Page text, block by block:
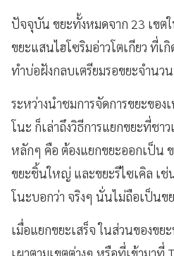
ปัจจุบัน ขยะทั้งหมดจาก 23 เขตใ
ขยะแสนไฮโซริมอ่าวโตเกียว ที่เ
ทำบ่อฝังกลบเตรียมรอขยะจำนว
ระหว่างนำชมการจัดการขยะของ
โนะ ก็เล่าถึงวิธีการแยกขยะที่ชาว
หลักๆ คือ ต้องแยกขยะออกเป็น
ขยะชิ้นใหญ่ และขยะรีไซเคิล เช่
โนะบอกว่า จริงๆ นั่นไม่ถือเป็นข
เมื่อแยกขยะเสร็จ ในส่วนของขย
เผาตามเขตต่างๆ หรือที่เข้ามาที่